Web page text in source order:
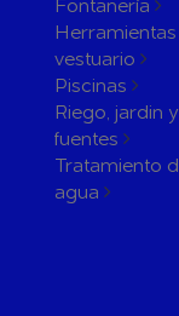
vestuario
Piscinas
Riego, jardin y
fuentes
Tratamiento
agua